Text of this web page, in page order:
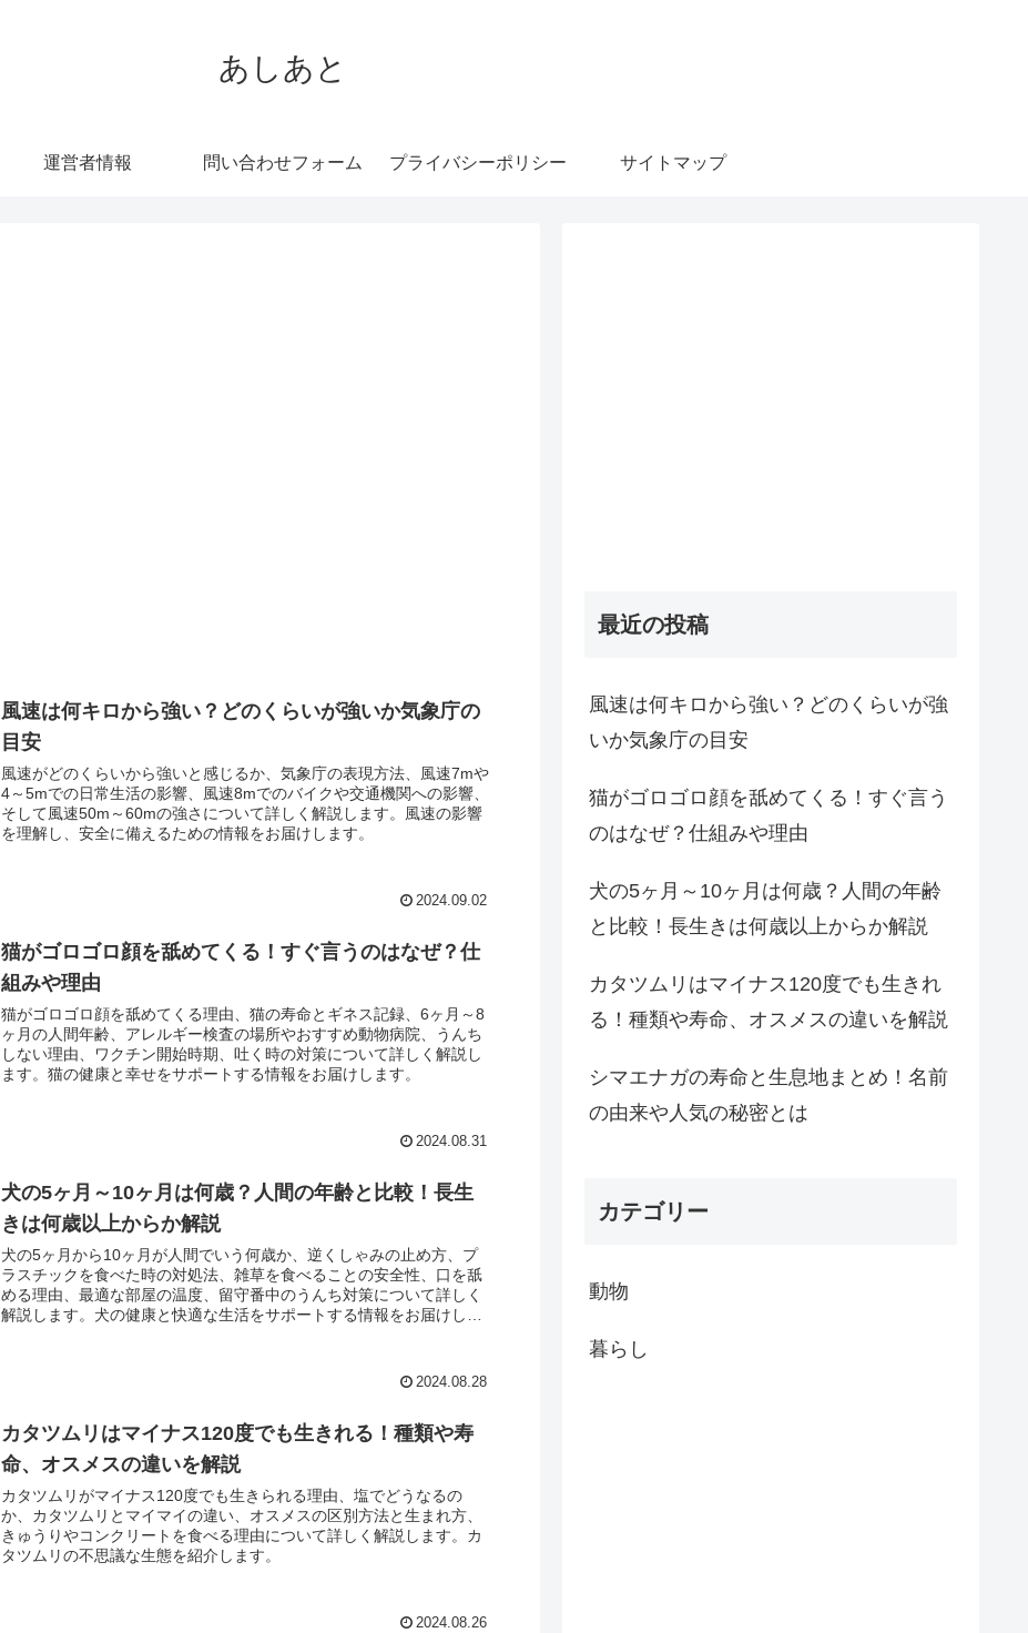
あしあと
運営者情報 問い合わせフォーム プライバシーポリシー サイトマップ
風速は何キロから強い？どのくらいが強いか気象庁の
目安
風速がどのくらいから強いと感じるか、気象庁の表現方法、風速7mや
4～5mでの日常生活の影響、風速8mでのバイクや交通機関への影響、
そして風速50m～60mの強さについて詳しく解説します。風速の影響
を理解し、安全に備えるための情報をお届けします。
2024.09.02
猫がゴロゴロ顔を舐めてくる！すぐ言うのはなぜ？仕
組みや理由
猫がゴロゴロ顔を舐めてくる理由、猫の寿命とギネス記録、6ヶ月～8
ヶ月の人間年齢、アレルギー検査の場所やおすすめ動物病院、うんち
しない理由、ワクチン開始時期、吐く時の対策について詳しく解説し
ます。猫の健康と幸せをサポートする情報をお届けします。
2024.08.31
犬の5ヶ月～10ヶ月は何歳？人間の年齢と比較！長生
きは何歳以上からか解説
犬の5ヶ月から10ヶ月が人間でいう何歳か、逆くしゃみの止め方、プ
ラスチックを食べた時の対処法、雑草を食べることの安全性、口を舐
める理由、最適な部屋の温度、留守番中のうんち対策について詳しく
解説します。犬の健康と快適な生活をサポートする情報をお届けしま
2024.08.28
カタツムリはマイナス120度でも生きれる！種類や寿
命、オスメスの違いを解説
カタツムリがマイナス120度でも生きられる理由、塩でどうなるの
か、カタツムリとマイマイの違い、オスメスの区別方法と生まれ方、
きゅうりやコンクリートを食べる理由について詳しく解説します。カ
タツムリの不思議な生態を紹介します。
2024.08.26
最近の投稿
風速は何キロから強い？どのくらいが強
いか気象庁の目安
猫がゴロゴロ顔を舐めてくる！すぐ言う
のはなぜ？仕組みや理由
犬の5ヶ月～10ヶ月は何歳？人間の年齢
と比較！長生きは何歳以上からか解説
カタツムリはマイナス120度でも生きれ
る！種類や寿命、オスメスの違いを解説
シマエナガの寿命と生息地まとめ！名前
の由来や人気の秘密とは
カテゴリー
動物
暮らし